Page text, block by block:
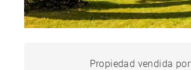
CASA HOSSEGOR - 155 M²
Propiedad vendida por